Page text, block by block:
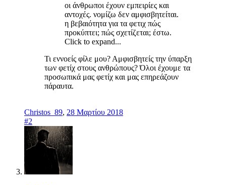
οι άνθρωποι έχουν εμπειρίες και
αντοχές. νομίζω δεν αμφισβητείται.
η βεβαιότητα για τα φετιχ πώς
προκύπτει; πώς σχετίζεται; έστω.
Click to expand...
Τι εννοείς φίλε μου? Αμφισβητείς την ύπαρξη
των φετίχ στους ανθρώπους? Όλοι έχουμε τα
προσωπικά μας φετίχ και μας επηρεάζουν
πάραυτα.
Christos_89, 28 Μαρτίου 2018
#2